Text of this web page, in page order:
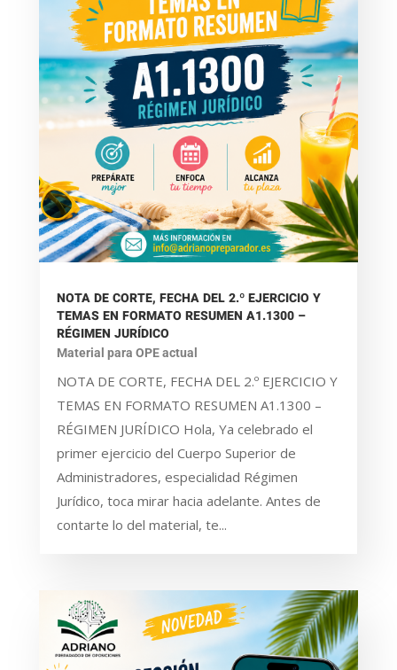
NOTA DE CORTE, FECHA DEL 2.º EJERCICIO Y
TEMAS EN FORMATO RESUMEN A1.1300 –
RÉGIMEN JURÍDICO
Material para OPE actual
NOTA DE CORTE, FECHA DEL 2.º EJERCICIO Y
TEMAS EN FORMATO RESUMEN A1.1300 –
RÉGIMEN JURÍDICO Hola, Ya celebrado el
primer ejercicio del Cuerpo Superior de
Administradores, especialidad Régimen
Jurídico, toca mirar hacia adelante. Antes de
contarte lo del material, te...